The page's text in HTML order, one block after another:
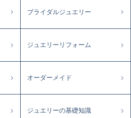
ブライダルジュエリー
ジュエリーリフォーム
オーダーメイド
ジュエリーの基礎知識